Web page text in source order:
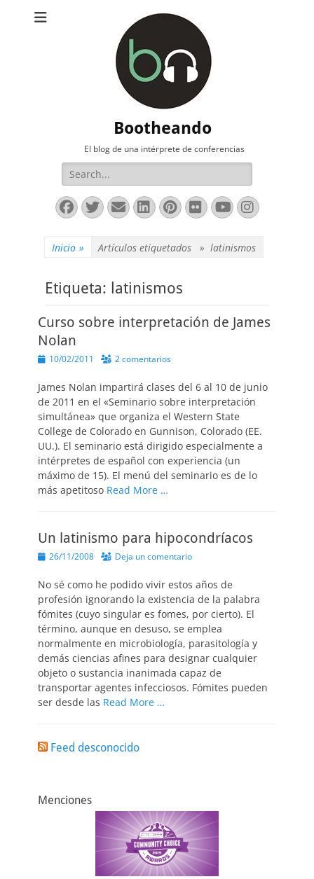
Bootheando
El blog de una intérprete de conferencias
Buscar:
Facebook
Twitter
Correo
electrónico
LinkedIn
Pinterest
FlickrYouTube
Inicio » Artículos etiquetados » latinismos
Etiqueta: latinismos
Curso sobre interpretación de James
Nolan
Publicado
10/02/2011 2 comentarios
James Nolan impartirá clases del 6 al 10 de junio
de 2011 en el «Seminario sobre interpretación
simultánea» que organiza el Western State
College de Colorado en Gunnison, Colorado (EE.
UU.). El seminario está dirigido especialmente a
intérpretes de español con experiencia (un
máximo de 15). El menú del seminario es de lo
más apetitoso Read More …
Un latinismo para hipocondríacos
Publicado
26/11/2008 Deja un comentario
No sé como he podido vivir estos años de
profesión ignorando la existencia de la palabra
fómites (cuyo singular es fomes, por cierto). El
término, aunque en desuso, se emplea
normalmente en microbiología, parasitología y
demás ciencias afines para designar cualquier
objeto o sustancia inanimada capaz de
transportar agentes infecciosos. Fómites pueden
ser desde las Read More …
Feed desconocido
Menciones